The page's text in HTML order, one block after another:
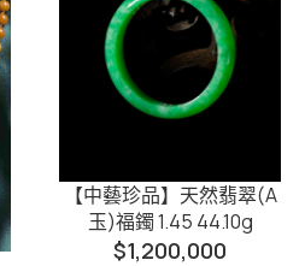
【中藝珍品】天然翡翠(A
玉)福鐲 1.45 44.10g
$1,200,000